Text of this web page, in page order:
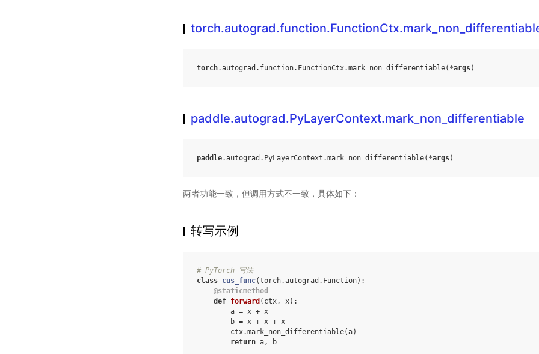
torch.autograd . function. FunctionCtx.mark_non_differentiable( *args)
paddle.autograd.PyLayerContext.mark_non_differentiable
paddle.autograd . PyLayerContext .mark_non_differentiable( *args)
两者功能一致，但调用方式不一致，具体如下：
转写示例
# PyTorch 写法
class cus_func(torch.autograd . Function):
@staticmethod
def forward ( ctx, x):
a = x + x
b = x + x + x
ctx.mark_non_differentiable(a)
return a, b